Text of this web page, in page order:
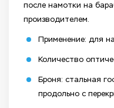
после намотки на
производителем.
Применение: для
Количество
Броня: стальная
продольно с